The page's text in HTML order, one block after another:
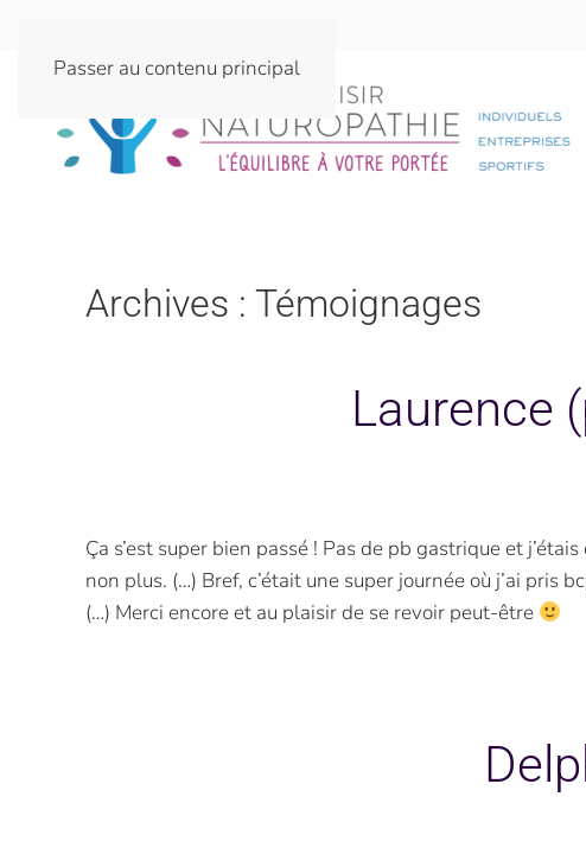
Passer au contenu principal
Archives : Témoignages
Laurence
Ça s’est super bien passé ! Pas de pb gastrique et
non plus. (…) Bref, c’était une super journée où j’ai pris
(…) Merci encore et au plaisir de se revoir peut-être